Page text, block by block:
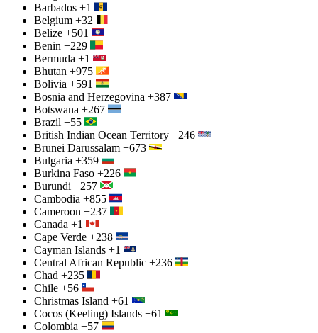
Barbados +1
Belgium +32
Belize +501
Benin +229
Bermuda +1
Bhutan +975
Bolivia +591
Bosnia and Herzegovina +387
Botswana +267
Brazil +55
British Indian Ocean Territory +246
Brunei Darussalam +673
Bulgaria +359
Burkina Faso +226
Burundi +257
Cambodia +855
Cameroon +237
Canada +1
Cape Verde +238
Cayman Islands +1
Central African Republic +236
Chad +235
Chile +56
Christmas Island +61
Cocos (Keeling) Islands +61
Colombia +57